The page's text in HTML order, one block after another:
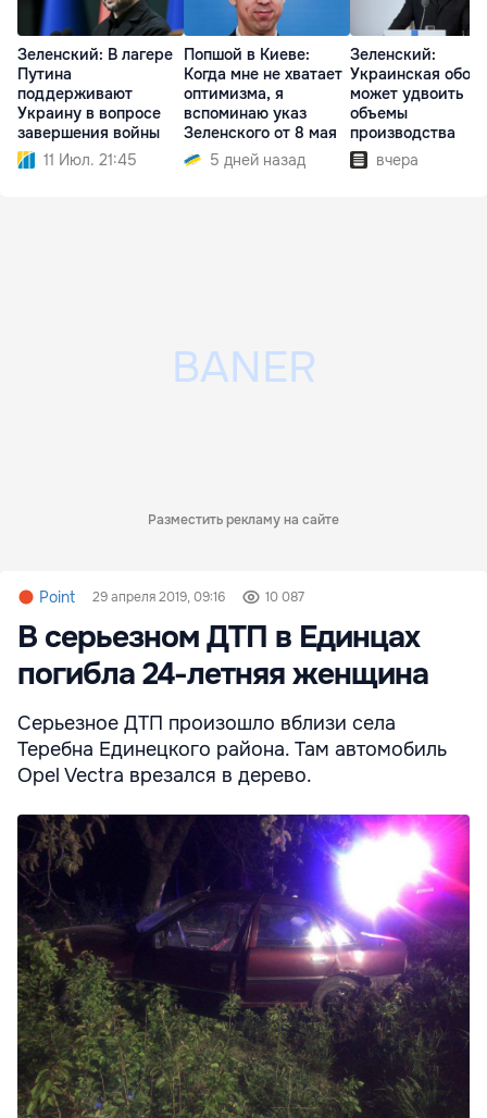
Зеленский: В лагере
Путина
поддерживают
Украину в вопросе
завершения войны
11 Июл. 21:45
Попшой в Киеве:
Когда мне не хватает
оптимизма, я
вспоминаю указ
Зеленского от 8 мая
5 дней назад
Зеленский:
Украинская
может удвоить
объемы
производства
вчера
Разместить рекламу на сайте
Point 29 апреля 2019, 09:16 10 087
В серьезном ДТП в Единцах
погибла 24-летняя женщина
Серьезное ДТП произошло вблизи села
Теребна Единецкого района. Там автомобиль
Opel Vectra врезался в дерево.